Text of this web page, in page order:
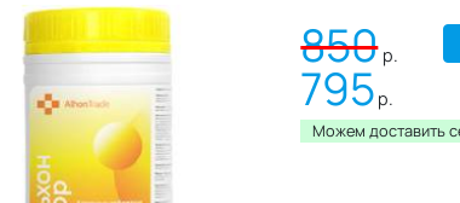
850 р.
795 р.
Можем доставить